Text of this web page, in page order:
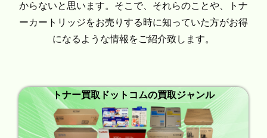
からないと思います。そこで、それらのことや、トナ
ーカートリッジをお売りする時に知っていた方がお得
になるような情報をご紹介致します。
トナー買取ドットコムの買取ジャンル